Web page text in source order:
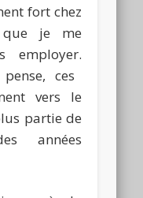
fort chez
je me
employer.
ces
vers le
partie de
années